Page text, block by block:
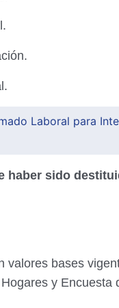
Laboral para
haber sido
valores bases
y